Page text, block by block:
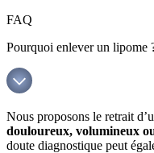
FAQ
Pourquoi enlever un lipome
Nous proposons le retrait
douloureux, volumineux
doute diagnostique peut